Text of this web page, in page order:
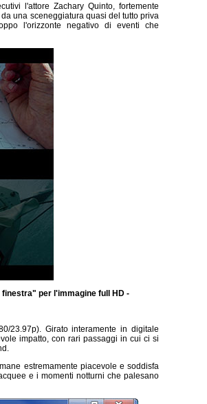
l'attore Zachary Quinto, fortemente
una sceneggiatura quasi del tutto priva
l'orizzonte negativo di eventi che
per l'immagine full HD -
23.97p). Girato interamente in digitale
impatto, con rari passaggi in cui ci si
estremamente piacevole e soddisfa
e i momenti notturni che palesano